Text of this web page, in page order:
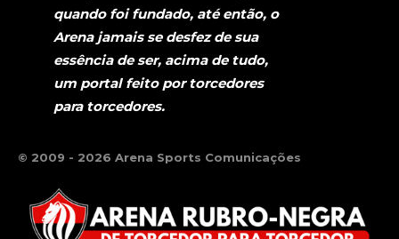
quando foi fundado, até então, o
Arena jamais se desfez de sua
essência de ser, acima de tudo,
um portal feito por torcedores
para torcedores.
© 2009 - 2026 Arena Sports Comunicações